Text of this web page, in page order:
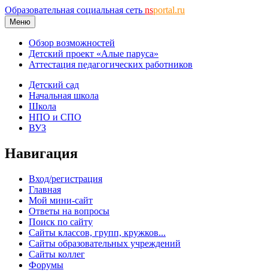
Образовательная социальная сеть nsportal.ru
Меню
Обзор возможностей
Детский проект «Алые паруса»
Аттестация педагогических работников
Детский сад
Начальная школа
Школа
НПО и СПО
ВУЗ
Навигация
Вход/регистрация
Главная
Мой мини-сайт
Ответы на вопросы
Поиск по сайту
Сайты классов, групп, кружков...
Сайты образовательных учреждений
Сайты коллег
Форумы